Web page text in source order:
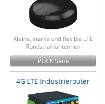
Panorama Antennas
PatchSee
Power Kingdom
Poynting
Raritan
Riello UPS
Server Technology
Kleine, starke und flexible LTE
Rundstrahlantennen
PUCK Serie
4G LTE Industrierouter